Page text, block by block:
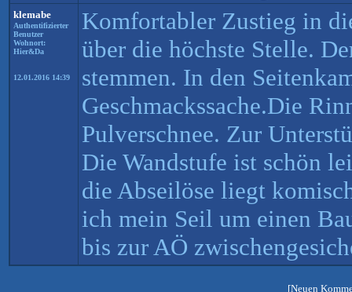
klemabe
Authentifizierter
Benutzer
Wohnort:
Hier&Da
12.01.2016 14:39
Komfortabler Zustieg in
über die höchste Stelle.
stemmen. In den
Geschmackssache.Die
Pulverschnee. Zur
Die Wandstufe ist schön
die Abseilöse liegt
ich mein Seil um einen
bis zur AÖ
[Neuen